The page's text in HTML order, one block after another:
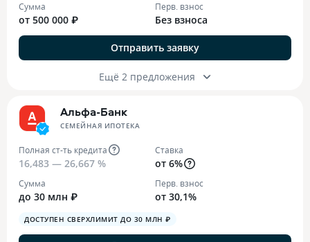
Сумма
от 500 000 ₽
Перв. взнос
Без взноса
Отправить заявку
Ещё 2 предложения
Альфа-Банк
СЕМЕЙНАЯ ИПОТЕКА
Полная ст-ть кредита
16,483 — 26,667 %
Ставка
от 6%
Сумма
до 30 млн ₽
Перв. взнос
от 30,1%
ДОСТУПЕН СВЕРХЛИМИТ ДО 30 МЛН ₽